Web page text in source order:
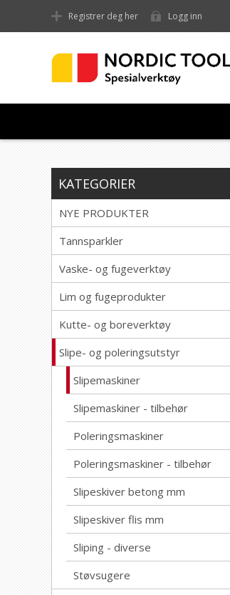
Registrer deg her Logg inn
KATEGORIER
NYE PRODUKTER
Tannsparkler
Vaske- og fugeverktøy
Lim og fugeprodukter
Kutte- og boreverktøy
Slipe- og poleringsutstyr
Slipemaskiner
Slipemaskiner - tilbehør
Poleringsmaskiner
Poleringsmaskiner - tilbehør
Slipeskiver betong mm
Slipeskiver flis mm
Sliping - diverse
Støvsugere